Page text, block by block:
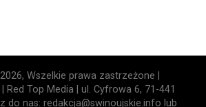
Wszelkie prawa zastrzeżone |
Red Top Media | ul. Cyfrowa 6, 71-441
do nas: redakcja@swinoujskie.info lub